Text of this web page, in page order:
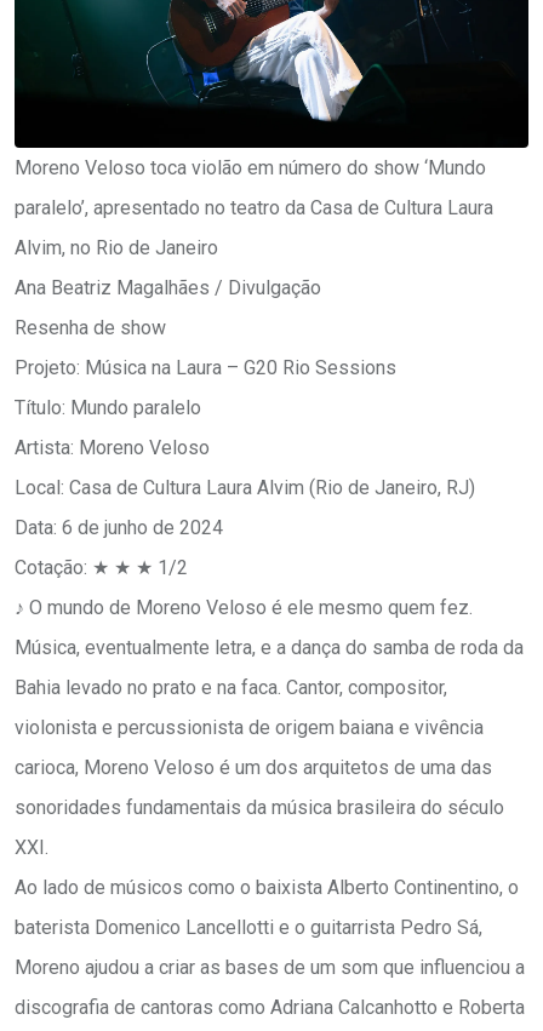
Moreno Veloso toca violão em número do show ‘Mundo
paralelo’, apresentado no teatro da Casa de Cultura Laura
Alvim, no Rio de Janeiro
Ana Beatriz Magalhães / Divulgação
Resenha de show
Projeto: Música na Laura – G20 Rio Sessions
Título: Mundo paralelo
Artista: Moreno Veloso
Local: Casa de Cultura Laura Alvim (Rio de Janeiro, RJ)
Data: 6 de junho de 2024
Cotação: ★ ★ ★ 1/2
♪ O mundo de Moreno Veloso é ele mesmo quem fez.
Música, eventualmente letra, e a dança do samba de roda da
Bahia levado no prato e na faca. Cantor, compositor,
violonista e percussionista de origem baiana e vivência
carioca, Moreno Veloso é um dos arquitetos de uma das
sonoridades fundamentais da música brasileira do século
XXI.
Ao lado de músicos como o baixista Alberto Continentino, o
baterista Domenico Lancellotti e o guitarrista Pedro Sá,
Moreno ajudou a criar as bases de um som que influenciou a
discografia de cantoras como Adriana Calcanhotto e Roberta